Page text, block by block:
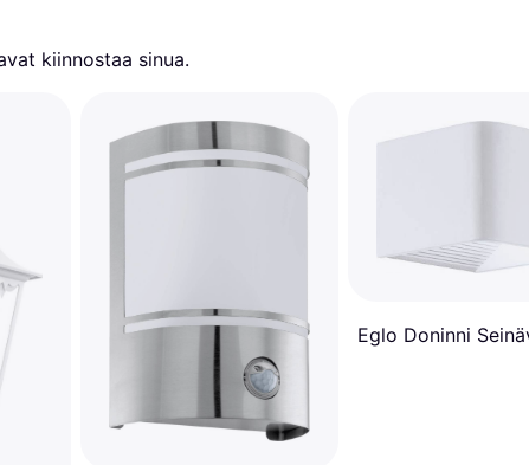
kiinnostaa sinua.
Eglo Doninni